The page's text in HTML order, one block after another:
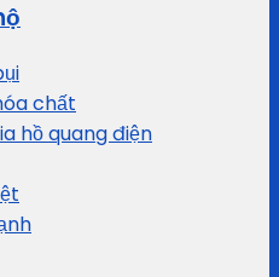
chất
hồ quang điện